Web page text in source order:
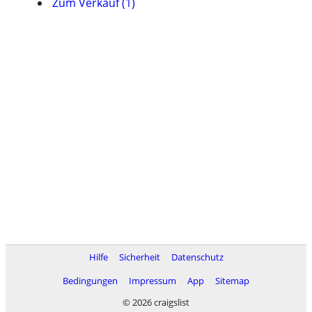
Hilfe Sicherheit
Datenschutz
Bedingungen
Impressum App
Sitemap
© 2026 craigslist